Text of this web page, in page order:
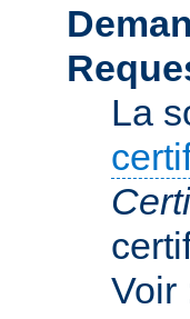
La
Voir